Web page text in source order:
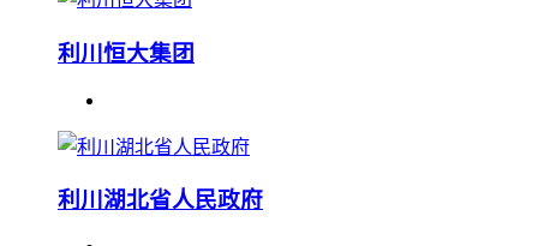
利川恒大集团
利川湖北省人民政府